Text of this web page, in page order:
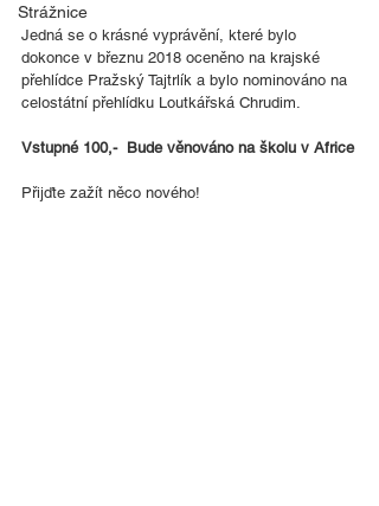
Strážnice
Jedná se o krásné vyprávění, které bylo
dokonce v březnu 2018 oceněno na krajské
přehlídce Pražský Tajtrlík a bylo nominováno na
celostátní přehlídku Loutkářská Chrudim.
Vstupné 100,-  Bude věnováno na školu v Africe
Přijďte zažít něco nového!